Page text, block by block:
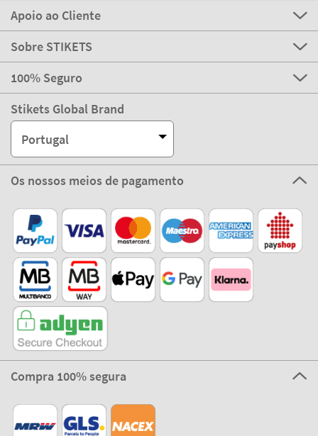
Apoio ao Cliente
Sobre STIKETS
100% Seguro
Stikets Global Brand
Portugal
Os nossos meios de pagamento
Compra 100% segura